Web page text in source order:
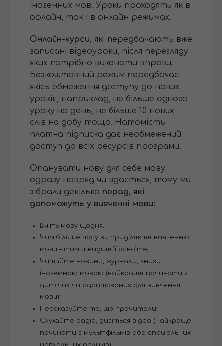
іноземних мов. Уроки проходять як в
офлайн, так і в онлайн режимах.
Онлайн-курси, які передбачають вже
записані відеоуроки, після перегляду
яких потрібно виконати вправи.
Безкоштовний режим передбачає
якісь обмеження доступу до нових
уроків, наприклад, не більше одного
уроку на день, не більше 10 нових
слів на добу тощо. Натомість
платна підписка дає необмежений
доступ до всіх ресурсів програми.
Опанувати нову для себе мову
одразу навряд чи вдасться, тому ми
зібрали декілька порад, які
допоможуть у вивченні мови:
Вчіть мову щодня;
Чим більше часу ви приділяєте вивченню
мови – тим швидше її освоїте;
Читайте новини, журнали, книги
іноземною мовою (найкраще починати з
дитячих чи адаптованих для вивчення
мови);
Переказуйте те, що прочитали;
Слухайте радіо, дивіться відео (найкраще
починати з мультфільмів або спеціальних
навчальних роликів);